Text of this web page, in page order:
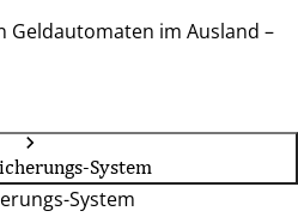
Geldautomaten im Ausland –
System
System